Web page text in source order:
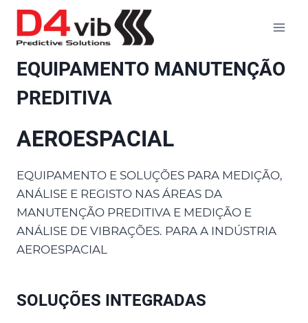
Skip
content
EQUIPAMENTO MANUTENÇÃO
PREDITIVA
AEROESPACIAL
EQUIPAMENTO E SOLUÇÕES PARA MEDIÇÃO,
ANÁLISE E REGISTO NAS ÁREAS DA
MANUTENÇÃO PREDITIVA E MEDIÇÃO E
ANÁLISE DE VIBRAÇÕES. PARA A INDÚSTRIA
AEROESPACIAL
SOLUÇÕES INTEGRADAS